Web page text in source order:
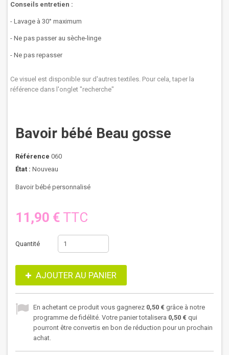
Conseils entretien :
- Lavage à 30° maximum
- Ne pas passer au sèche-linge
- Ne pas repasser
Ce visuel est disponible sur d'autres textiles. Pour cela, taper la
référence dans l'onglet "recherche"
Bavoir bébé Beau gosse
Référence 060
État : Nouveau
Bavoir bébé personnalisé
11,90 € TTC
Quantité
AJOUTER AU PANIER
En achetant ce produit vous gagnerez 0,50 € grâce à notre
programme de fidélité. Votre panier totalisera 0,50 € qui
pourront être convertis en bon de réduction pour un prochain
achat.